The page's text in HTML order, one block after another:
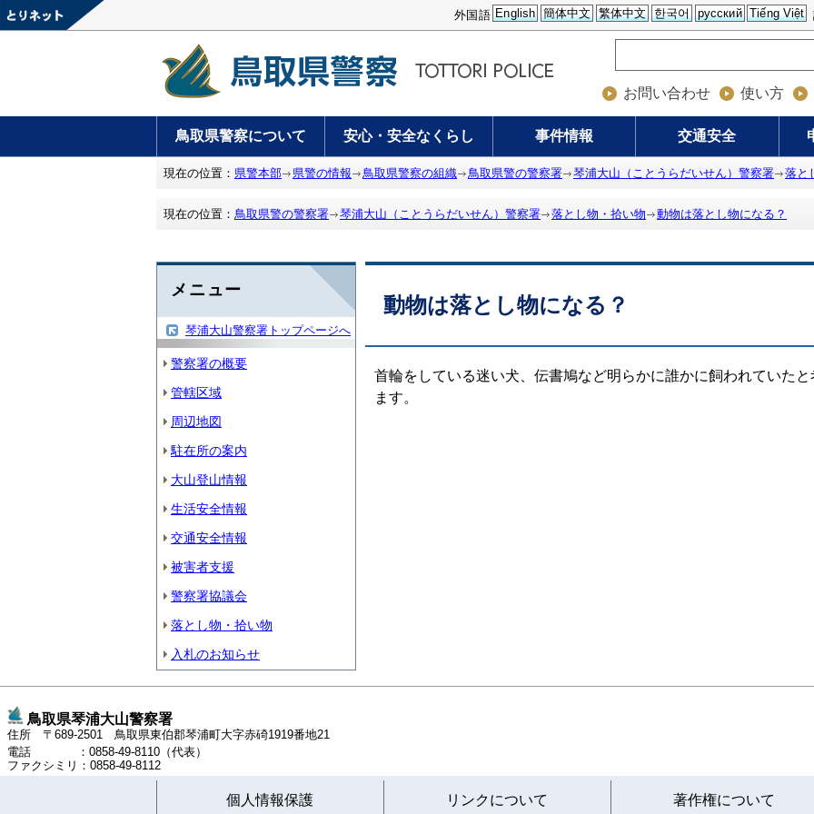
外国語 English 簡体中文 繁体中文 한국어 русский Tiếng Việt
お問い合わせ 使い方
鳥取県警察について 安心・安全なくらし 事件情報 交通安全
現在の位置： 県警本部 県警の情報 鳥取県警察の組織 鳥取県警の警察署 琴浦大山（ことうらだいせん）警察署 落と
現在の位置： 鳥取県警の警察署 琴浦大山（ことうらだいせん）警察署 落とし物・拾い物 動物は落とし物になる？
メニュー
琴浦大山警察署トップページへ
警察署の概要
管轄区域
周辺地図
駐在所の案内
大山登山情報
生活安全情報
交通安全情報
被害者支援
警察署協議会
落とし物・拾い物
入札のお知らせ
動物は落とし物になる？
首輪をしている迷い犬、伝書鳩など明らかに誰かに飼われていた
ます。
鳥取県琴浦大山警察署
住所 〒689-2501 鳥取県東伯郡琴浦町大字赤碕1919番地21
電話 ：0858-49-8110（代表）
ファクシミリ：0858-49-8112
個人情報保護
と
リンクについて 著作権について